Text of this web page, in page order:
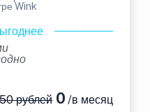
Wink
рублей0 /в месяц